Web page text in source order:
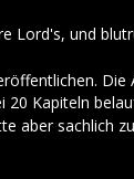
Lord's, und
20 Kapiteln
aber sachlich